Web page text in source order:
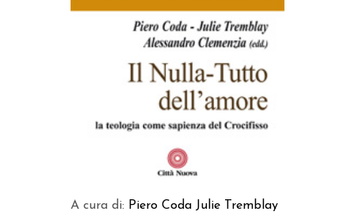
AGGIUNGI AL CARRELLO
A cura di: Piero Coda Julie Tremblay